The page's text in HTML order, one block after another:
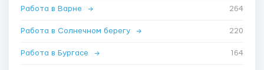
Работа в Варне → 264
Работа в Солнечном берегу → 220
Работа в Бургасе → 164